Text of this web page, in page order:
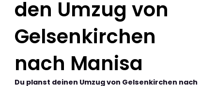
den Umzug von
Gelsenkirchen
nach Manisa
Du planst deinen Umzug von Gelsenkirchen nach